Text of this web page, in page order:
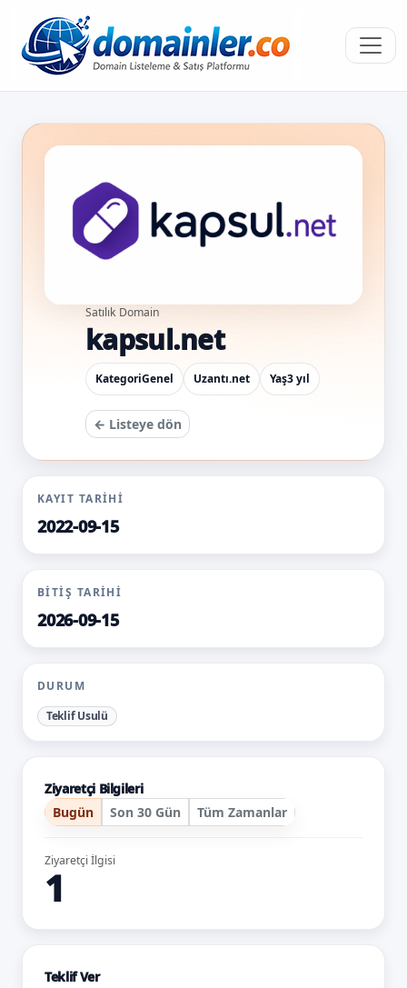
Satılık Domain
kapsul.net
KategoriGenel Uzantı.net Yaş3 yıl
← Listeye dön
KAYIT TARIHI
2022-09-15
BITIŞ TARIHI
2026-09-15
DURUM
Teklif Usulü
Ziyaretçi Bilgileri
Bugün
Son 30 Gün Tüm Zamanlar
Ziyaretçi İlgisi
1
Teklif Ver